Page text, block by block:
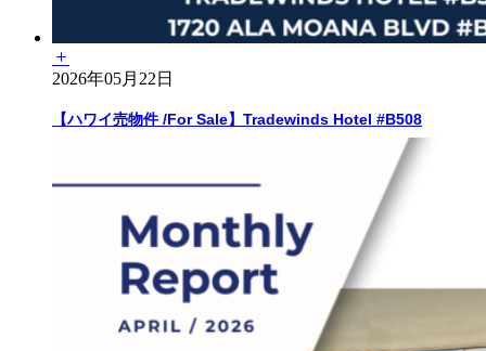
2026年05月22日
【ハワイ売物件 /For Sale】Tradewinds Hotel #B508